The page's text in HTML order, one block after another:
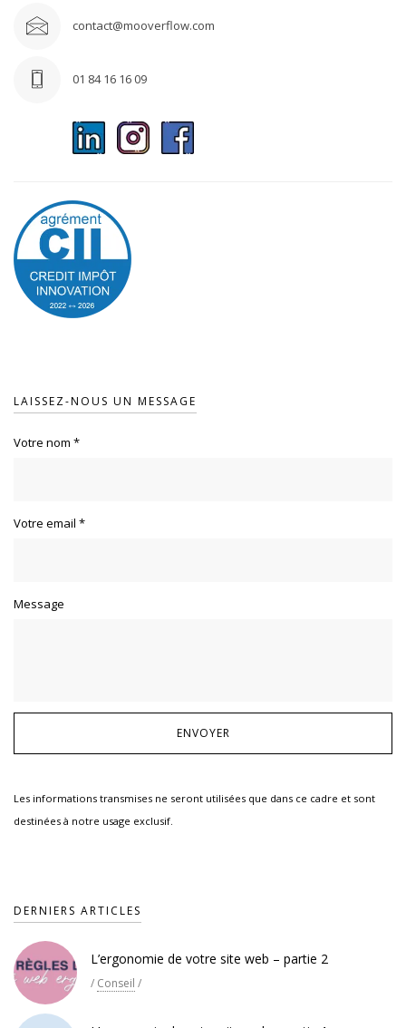
contact@mooverflow.com
01 84 16 16 09
LAISSEZ-NOUS UN MESSAGE
Votre nom *
Votre email *
Message
Les informations transmises ne seront utilisées que dans ce cadre et sont
destinées à notre usage exclusif.
DERNIERS ARTICLES
L’ergonomie de votre site web – partie 2
/ Conseil /